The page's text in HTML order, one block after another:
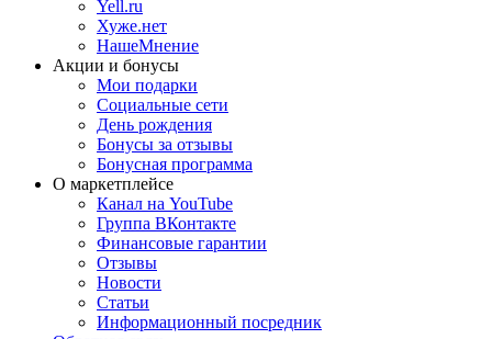
Yell.ru
Хуже.нет
НашеМнение
Акции и бонусы
Мои подарки
Социальные сети
День рождения
Бонусы за отзывы
Бонусная программа
О маркетплейсе
Канал на YouTube
Группа ВКонтакте
Финансовые гарантии
Отзывы
Новости
Статьи
Информационный посредник